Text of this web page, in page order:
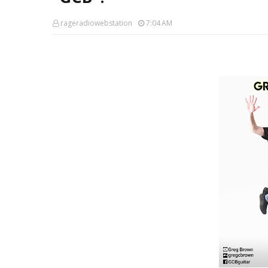
rageradiowebstation 7:04 AM